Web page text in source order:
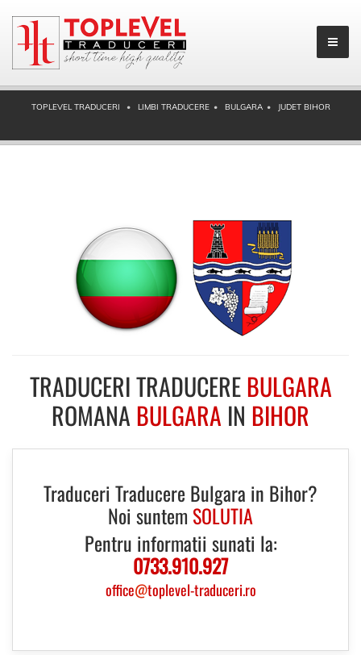
TOPLEVEL TRADUCERI LIMBI TRADUCERE BULGARA JUDET BIHOR
TRADUCERI TRADUCEREBULGARA
ROMANA BULGARA IN BIHOR
Traduceri Traducere Bulgara in Bihor?
Noi suntem SOLUTIA
Pentru informatii sunati la:
0733.910.927
office@toplevel-traduceri.ro